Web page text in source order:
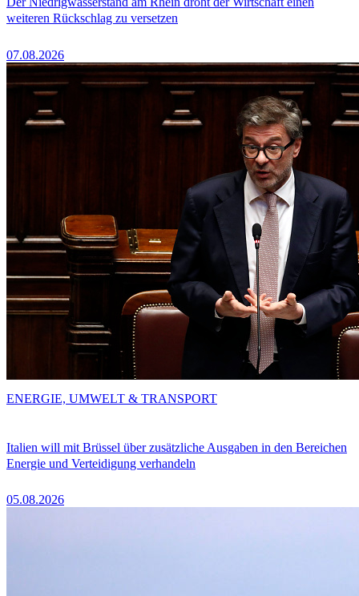
weiteren Rückschlag zu versetzen
07.08.2026
Italien will mit Brüssel über zusätzliche Ausgaben in den Bereichen
Energie und Verteidigung verhandeln
05.08.2026
ENERGIE, UMWELT & TRANSPORT